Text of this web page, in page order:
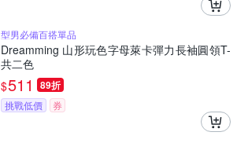
型男必備百搭單品
Dreamming 山形玩色字母萊卡彈力長袖圓領T-
共二色
$511 89折
挑戰低價 券